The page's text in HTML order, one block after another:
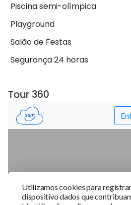
Piscina semi-olímpica
Playground
Salão de Festas
Segurança 24 horas
Tour 360